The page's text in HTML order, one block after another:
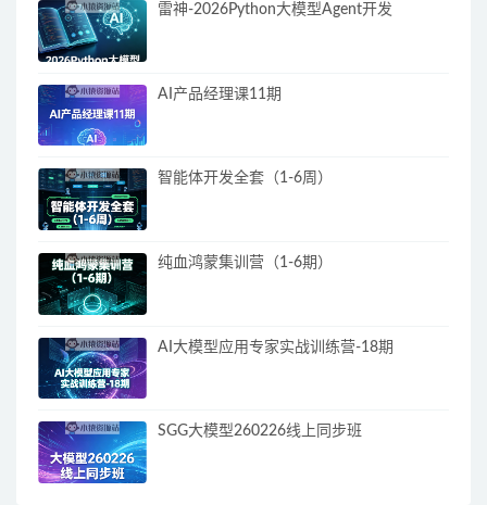
雷神-2026Python大模型Agent开发
AI产品经理课11期
智能体开发全套（1-6周）
纯血鸿蒙集训营（1-6期）
AI大模型应用专家实战训练营-18期
SGG大模型260226线上同步班